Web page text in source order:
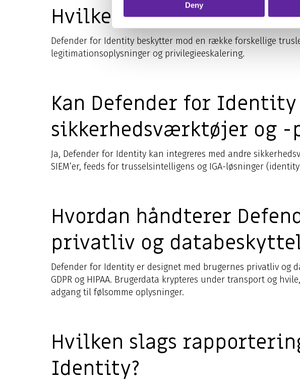
Deny
Hvilke typer trusler
Defender for Identity beskytter mod en række forskellige
legitimationsoplysninger og privilegieeskalering.
Kan Defender for
sikkerhedsværktøjer og -
Ja, Defender for Identity kan integreres med andre
SIEM’er, feeds for trusselsintelligens og IGA-løsninger
Hvordan håndterer
privatliv og
Defender for Identity er designet med brugernes privatliv og
GDPR og HIPAA. Brugerdata krypteres under transport og
adgang til følsomme oplysninger.
Hvilken slags
Identity?